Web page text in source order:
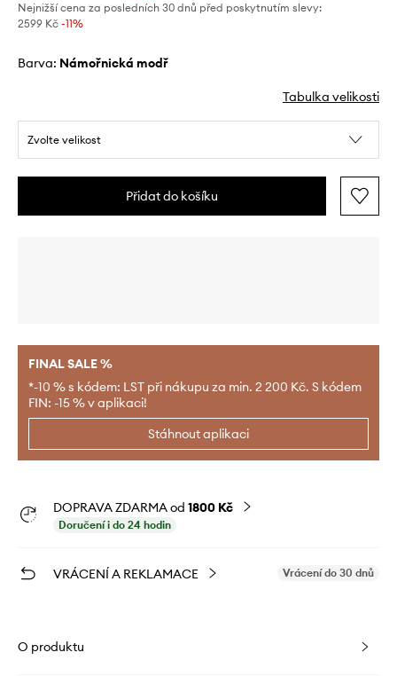
Nejnižší cena za posledních 30 dnů před poskytnutím slevy:
2599 Kč -11%
Barva: námořnická modř
Tabulka velikosti
Zvolte velikost
Přidat do košíku
FINAL SALE %
*-10 % s kódem: LST při nákupu za min. 2 200 Kč. S kódem
FIN: -15 % v aplikaci!
Stáhnout aplikaci
DOPRAVA ZDARMA od 1800 Kč
Doručení i do 24 hodin
VRÁCENÍ A REKLAMACE Vrácení do 30 dnů
O produktu